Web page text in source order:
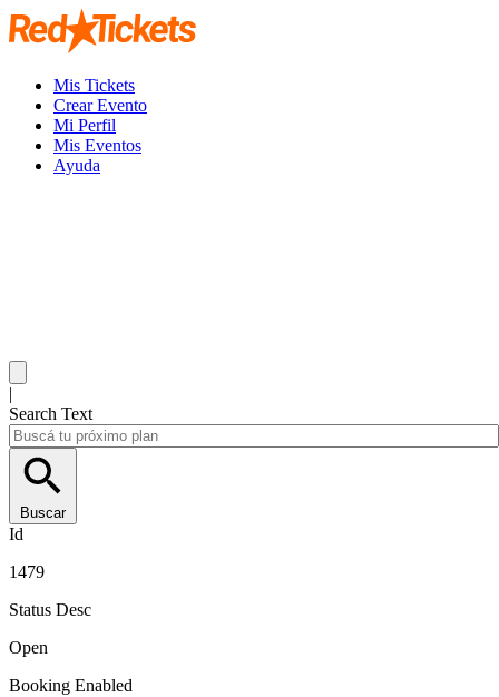
Mis Tickets
Crear Evento
Mi Perfil
Mis Eventos
Ayuda
|
Search Text
Buscar
Id
1479
Status Desc
Open
Booking Enabled